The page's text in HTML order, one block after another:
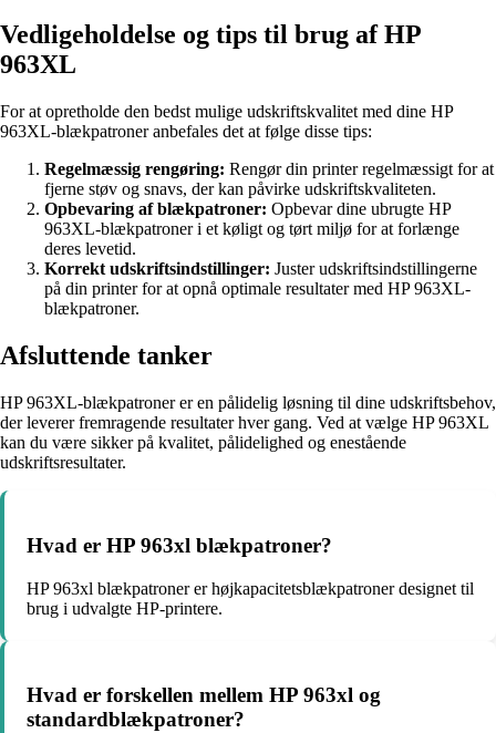
Vedligeholdelse og tips til brug af HP
963XL
For at opretholde den bedst mulige udskriftskvalitet med dine HP
963XL-blækpatroner anbefales det at følge disse tips:
Regelmæssig rengøring: Rengør din printer regelmæssigt for at
fjerne støv og snavs, der kan påvirke udskriftskvaliteten.
Opbevaring af blækpatroner: Opbevar dine ubrugte HP
963XL-blækpatroner i et køligt og tørt miljø for at forlænge
deres levetid.
Korrekt udskriftsindstillinger: Juster udskriftsindstillingerne
på din printer for at opnå optimale resultater med HP 963XL-
blækpatroner.
Afsluttende tanker
HP 963XL-blækpatroner er en pålidelig løsning til dine udskriftsbehov,
der leverer fremragende resultater hver gang. Ved at vælge HP 963XL
kan du være sikker på kvalitet, pålidelighed og enestående
udskriftsresultater.
Hvad er HP 963xl blækpatroner?
HP 963xl blækpatroner er højkapacitetsblækpatroner designet til
brug i udvalgte HP-printere.
Hvad er forskellen mellem HP 963xl og
standardblækpatroner?